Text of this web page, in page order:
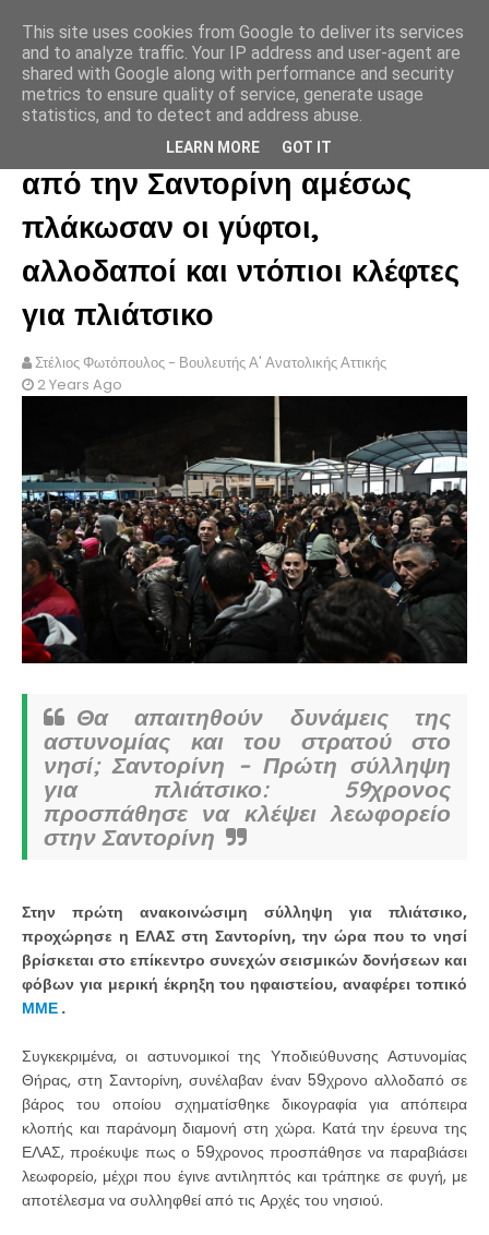
ΣΤΕΛΙΟΣ ΦΩΤΟΠΟΥΛΟΣ
Μόλις έφυγαν 10.000 κάτοικοι
από την Σαντορίνη αμέσως
πλάκωσαν οι γύφτοι,
αλλοδαποί και ντόπιοι κλέφτες
για πλιάτσικο
Στέλιος Φωτόπουλος - Βουλευτής Α' Ανατολικής Αττικής
2 Years Ago
Θα απαιτηθούν δυνάμεις της
αστυνομίας και του στρατού στο
νησί; Σαντορίνη – Πρώτη σύλληψη
για πλιάτσικο: 59χρονος
προσπάθησε να κλέψει λεωφορείο
στην Σαντορίνη
Στην πρώτη ανακοινώσιμη σύλληψη για πλιάτσικο,
προχώρησε η ΕΛΑΣ στη Σαντορίνη, την ώρα που το νησί
βρίσκεται στο επίκεντρο συνεχών σεισμικών δονήσεων και
φόβων για μερική έκρηξη του ηφαιστείου, αναφέρει τοπικό
ΜΜΕ .
Συγκεκριμένα, οι αστυνομικοί της Υποδιεύθυνσης Αστυνομίας
Θήρας, στη Σαντορίνη, συνέλαβαν έναν 59χρονο αλλοδαπό σε
βάρος του οποίου σχηματίσθηκε δικογραφία για απόπειρα
κλοπής και παράνομη διαμονή στη χώρα. Κατά την έρευνα της
ΕΛΑΣ, προέκυψε πως ο 59χρονος προσπάθησε να παραβιάσει
λεωφορείο, μέχρι που έγινε αντιληπτός και τράπηκε σε φυγή, με
αποτέλεσμα να συλληφθεί από τις Αρχές του νησιού.
This site uses cookies from Google to deliver its services
and to analyze traffic. Your IP address and user-agent are
shared with Google along with performance and security
metrics to ensure quality of service, generate usage
statistics, and to detect and address abuse.
LEARN MORE GOT IT